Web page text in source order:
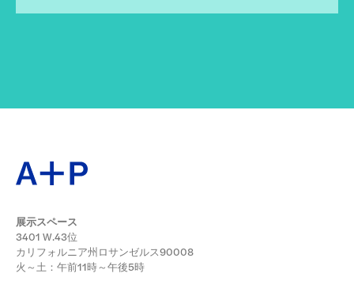
展示スペース
3401 W.43位
カリフォルニア州ロサンゼルス90008
火～土：午前11時～午後5時